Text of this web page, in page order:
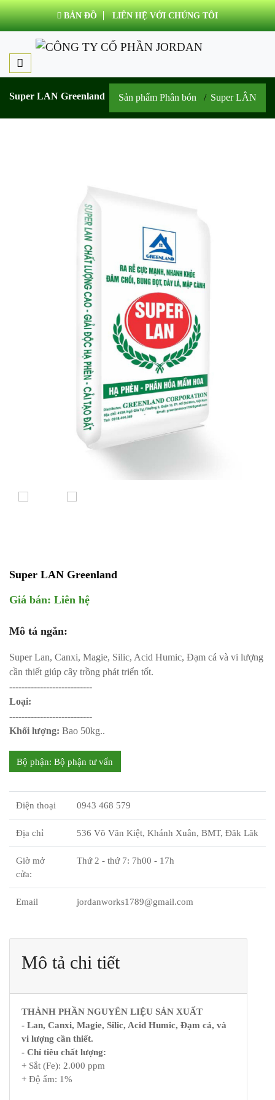
BẢN ĐỒ LIÊN HỆ VỚI CHÚNG TÔI
Super LAN Greenland Sản phẩm Phân bón Super LÂN
Super LAN Greenland
Giá bán: Liên hệ
Mô tả ngắn:
Super Lan, Canxi, Magie, Silic, Acid Humic, Đạm cá và vi lượng
cần thiết giúp cây trồng phát triển tốt.
---------------------------
Loại:
---------------------------
Khối lượng: Bao 50kg..
Bộ phận: Bộ phận tư vấn
Điện thoại 0943 468 579
Địa chỉ 536 Võ Văn Kiệt, Khánh Xuân, BMT, Đăk Lăk
Giờ mở
cửa:
Thứ 2 - thứ 7: 7h00 - 17h
Email jordanworks1789@gmail.com
Mô tả chi tiết
THÀNH PHẦN NGUYÊN LIỆU SẢN XUẤT
- Lan, Canxi, Magie, Silic, Acid Humic, Đạm cá, và
vi lượng cần thiết.
- Chỉ tiêu chất lượng:
+ Sắt (Fe): 2.000 ppm
+ Độ ẩm: 1%